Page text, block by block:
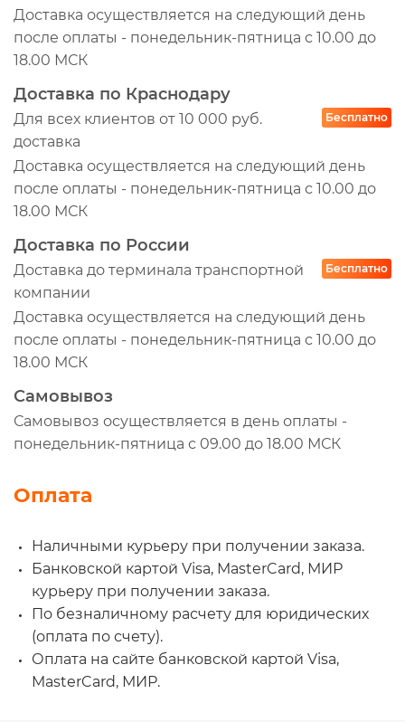
T12391001
8220504SX
Z34647
1457429820
ONB31002
11016009
2992241
50014158
FC5710
K0080110340
612600081334
D126979
LEO100165A
305103433
GB6345
FF5485
FF5622
Доставка осуществляется на следующий день
после оплаты - понедельник-пятница с 10.00 до
18.00 МСК
Доставка по Краснодару
Для всех клиентов от 10 000 руб.
доставка
Бесплатно
Доставка осуществляется на следующий день
после оплаты - понедельник-пятница с 10.00 до
18.00 МСК
Доставка по России
Доставка до терминала транспортной
компании
Бесплатно
Доставка осуществляется на следующий день
после оплаты - понедельник-пятница с 10.00 до
18.00 МСК
Самовывоз
Самовывоз осуществляется в день оплаты -
понедельник-пятница с 09.00 до 18.00 МСК
Оплата
Наличными курьеру при получении заказа.
Банковской картой Visa, MasterCard, МИР
курьеру при получении заказа.
По безналичному расчету для юридических
(оплата по счету).
Оплата на сайте банковской картой Visa,
MasterCard, МИР.